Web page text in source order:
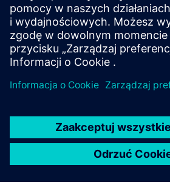
Siemens Xcelerator poprzez
lub tworzy nowe rozwiązanie dla
produktu Siemens Xcelerator z